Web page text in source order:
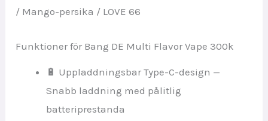
/ Mango-persika / LOVE 66
Funktioner för Bang DE Multi Flavor Vape 300k
🔋 Uppladdningsbar Type-C-design —
Snabb laddning med pålitlig
batteriprestanda